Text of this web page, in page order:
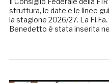
struttura, le date e le linee
la stagione 2026/27. La
Benedetto è stata inserita